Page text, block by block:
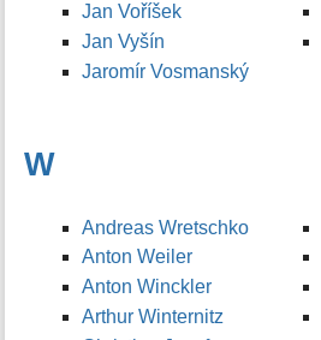
Jan Voříšek
Jan Vyšín
Jaromír Vosmanský
W
Andreas Wretschko
Anton Weiler
Anton Winckler
Arthur Winternitz